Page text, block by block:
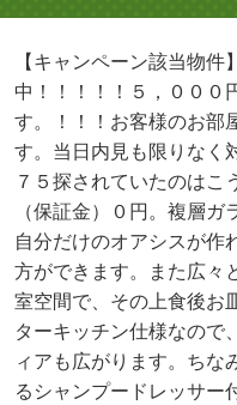
【キャンペーン該当物
中！！！！！５，０００
す。！！！お客様のお部
す。当日内見も限りなく
７５探されていたのはこ
（保証金）０円。複層
自分だけのオアシスが作
方ができます。また広々
室空間で、その上食後お
ターキッチン仕様なので
ィアも広がります。ちな
るシャンプードレッサー